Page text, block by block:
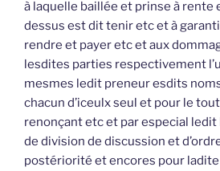
à laquelle baillée et prinse à rente
dessus est dit tenir etc et à
rendre et payer etc et aux
lesdites parties respectivement
mesmes ledit preneur esdits
chacun d’iceulx seul et pour le
renonçant etc et par especial ledit
de division de discussion et
postériorité et encores pour